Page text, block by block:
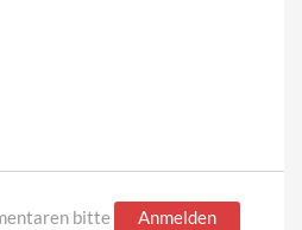
bitte
Anmelden